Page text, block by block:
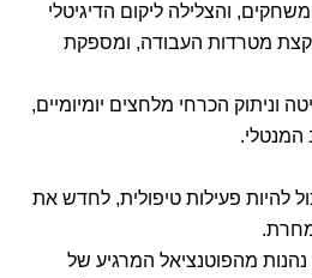
והצלילה ליקום הדיגיטלי
מטרדות העבודה, ומספקת
הכרחי מלחצים יומיומיים,
המנטלי.
להיות פעילות טיפולית, לחדש את
נהנות מהפוטנציאל המרגיע של